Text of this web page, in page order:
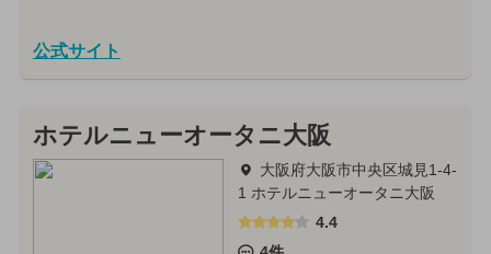
公式サイト
ホテルニューオータニ大阪
大阪府大阪市中央区城見1-4-
1 ホテルニューオータニ大阪
4.4